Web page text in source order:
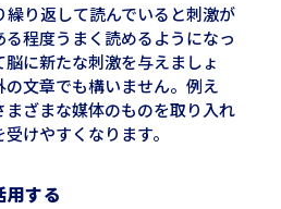
り返して読んでいると刺激が
程度うまく読めるようになっ
に新たな刺激を与えましょ
文章でも構いません。例え
ざまな媒体のものを取り入れ
けやすくなります。
用する